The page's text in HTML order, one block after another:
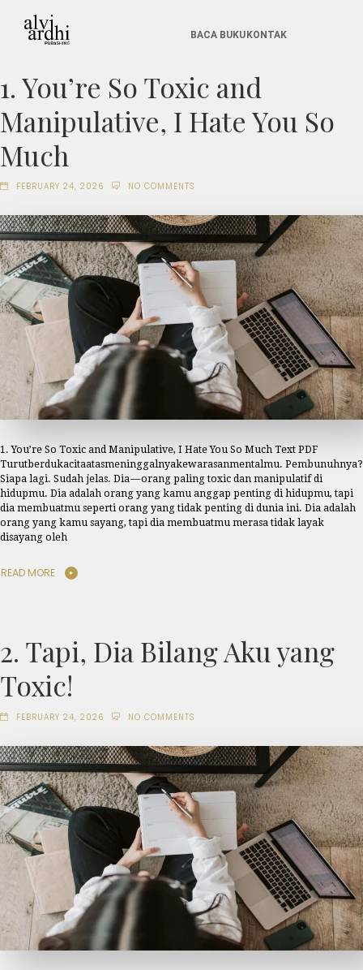
BACA BUKU KONTAK
1. You’re So Toxic and
Manipulative, I Hate You So
Much
FEBRUARY 24, 2026 NO COMMENTS
1. You’re So Toxic and Manipulative, I Hate You So Much Text PDF
Turutberdukacitaatasmeninggalnyakewarasanmentalmu. Pembunuhnya?
Siapa lagi. Sudah jelas. Dia — orang paling toxic dan manipulatif di
hidupmu. Dia adalah orang yang kamu anggap penting di hidupmu, tapi
dia membuatmu seperti orang yang tidak penting di dunia ini. Dia adalah
orang yang kamu sayang, tapi dia membuatmu merasa tidak layak
disayang oleh
READ MORE
2. Tapi, Dia Bilang Aku yang
Toxic!
FEBRUARY 24, 2026 NO COMMENTS